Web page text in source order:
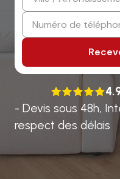
- Devis sous 48h,
respect des délais